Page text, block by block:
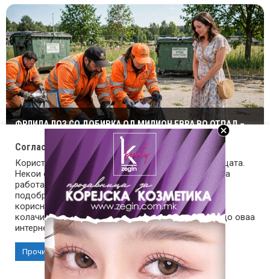
ФРЛИЛА ЛОЗ СО ДОБИВКА ОД МИЛИОН ЕВРА ВО ОТПАД –
КОМУНАЛЦИТЕ НАПРАВИЛЕ ЧУДО ЗА ДА ГО ПРОНАЈДАТ
Согласност за колачиња (cookies)
Користиме колачиња за оптимизирање на страницата.
Некои од колачињата се од суштинско значење за
работата на страницата, а други помагаат да ја
подобриме оваа интернет страница и вашето
корисничко искуство. Напомена: задолжителните
колачиња се неопходни за користење и пристап до оваа
интернет страница.
Прочитај повеќе Прифати колачиња